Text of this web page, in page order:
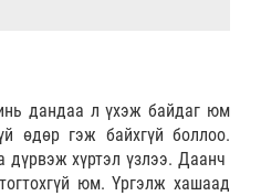
дандаа л үхэж байдаг юм
өдөр гэж байхгүй боллоо.
дүрвэж хүртэл үзлээ. Даанч
юм. Үргэлж хашаад